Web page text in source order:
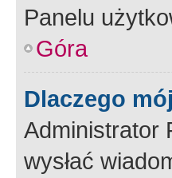
Panelu
Góra
Dlaczego
Administrator
wysłać